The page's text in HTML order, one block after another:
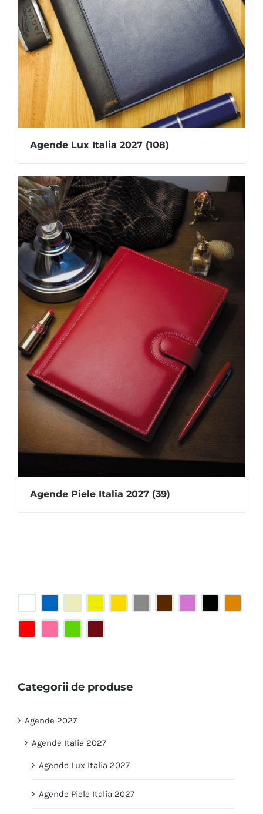
Agende Lux Italia 2027 (108)
Agende Piele Italia 2027 (39)
Categorii de produse
Agende 2027
Agende Italia 2027
Agende Lux Italia 2027
Agende Piele Italia 2027